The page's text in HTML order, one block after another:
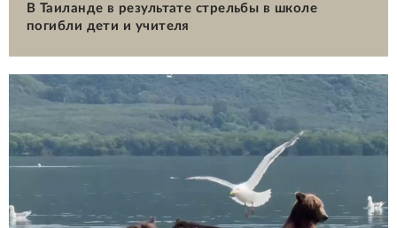
В Таиланде в результате стрельбы в школе
погибли дети и учителя